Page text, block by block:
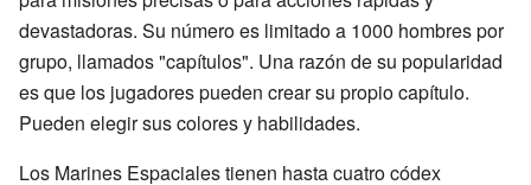
devastadoras. Su número es limitado a 1000 hombres por
grupo, llamados "capítulos". Una razón de su popularidad
es que los jugadores pueden crear su propio capítulo.
Pueden elegir sus colores y habilidades.
Los Marines Espaciales tienen hasta cuatro códex